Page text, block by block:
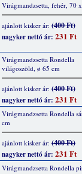
Virágmandzsetta, fehér, 70
ajánlott kisker ár: (400 Ft)
nagyker nettó ár: 231 Ft
Virágmandzsetta Rondella
világoszöld, ø 65 cm
ajánlott kisker ár: (400 Ft)
nagyker nettó ár: 231 Ft
Virágmandzsetta Rondella
cm
ajánlott kisker ár: (400 Ft)
nagyker nettó ár: 231 Ft
Virágmandzsetta Rondella